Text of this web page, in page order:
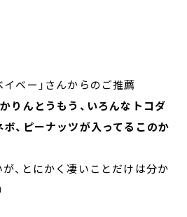
ベー」さんからのご推薦
りんとうもう、いろんなトコダ
、ピーナッツが入ってるこのか
が、とにかく凄いことだけは分か